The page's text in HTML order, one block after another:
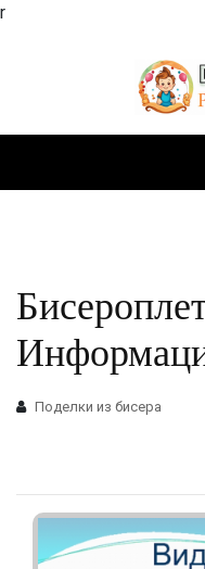
r
Поделки из бисера